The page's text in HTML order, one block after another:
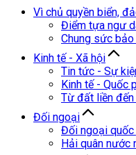
Vì chủ quyền biển,
Điểm tựa ngư
Chung sức
Kinh tế - Xã hội
Tin tức - Sự
Kinh tế - Quốc
Từ đất liền
Đối ngoại
Đối ngoại quốc
Hải quân nước